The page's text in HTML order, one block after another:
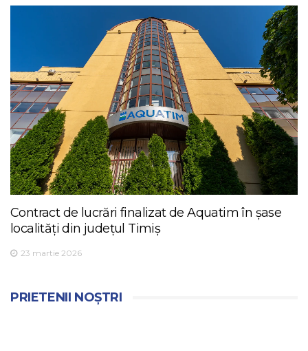
Contract de lucrări finalizat de Aquatim în șase
localități din județul Timiș
23 martie 2026
PRIETENII NOȘTRI